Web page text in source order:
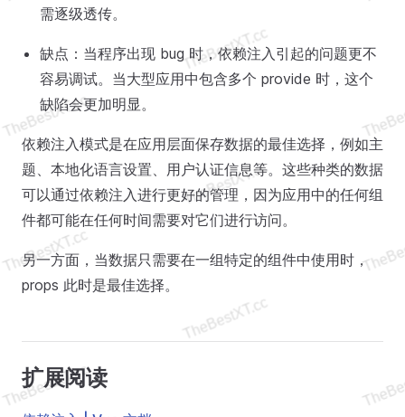
需逐级透传。
缺点：当程序出现 bug 时，依赖注入引起的问题更不
容易调试。当大型应用中包含多个 provide 时，这个
缺陷会更加明显。
依赖注入模式是在应用层面保存数据的最佳选择，例如主
题、本地化语言设置、用户认证信息等。这些种类的数据
可以通过依赖注入进行更好的管理，因为应用中的任何组
件都可能在任何时间需要对它们进行访问。
另一方面，当数据只需要在一组特定的组件中使用时，
props 此时是最佳选择。
扩展阅读